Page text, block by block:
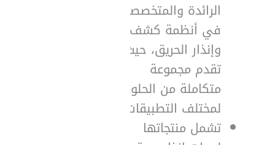
الرائدة والمتخصصة
في أنظمة كشف
وإنذار الحريق، حيث
تقدم مجموعة
متكاملة من الحلول
لمختلف التطبيقات.
تشمل منتجاتها